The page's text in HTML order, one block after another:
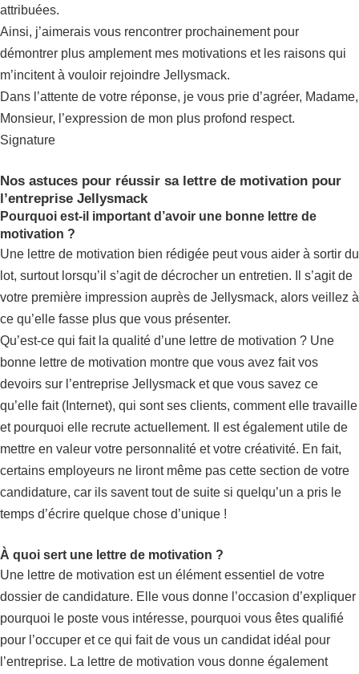
attribuées.
Ainsi, j’aimerais vous rencontrer prochainement pour
démontrer plus amplement mes motivations et les raisons qui
m’incitent à vouloir rejoindre Jellysmack.
Dans l’attente de votre réponse, je vous prie d’agréer, Madame,
Monsieur, l’expression de mon plus profond respect.
Signature
Nos astuces pour réussir sa lettre de motivation pour
l’entreprise Jellysmack
Pourquoi est-il important d’avoir une bonne lettre de
motivation ?
Une lettre de motivation bien rédigée peut vous aider à sortir du
lot, surtout lorsqu’il s’agit de décrocher un entretien. Il s’agit de
votre première impression auprès de Jellysmack, alors veillez à
ce qu’elle fasse plus que vous présenter.
Qu’est-ce qui fait la qualité d’une lettre de motivation ? Une
bonne lettre de motivation montre que vous avez fait vos
devoirs sur l’entreprise Jellysmack et que vous savez ce
qu’elle fait (Internet), qui sont ses clients, comment elle travaille
et pourquoi elle recrute actuellement. Il est également utile de
mettre en valeur votre personnalité et votre créativité. En fait,
certains employeurs ne liront même pas cette section de votre
candidature, car ils savent tout de suite si quelqu’un a pris le
temps d’écrire quelque chose d’unique !
À quoi sert une lettre de motivation ?
Une lettre de motivation est un élément essentiel de votre
dossier de candidature. Elle vous donne l’occasion d’expliquer
pourquoi le poste vous intéresse, pourquoi vous êtes qualifié
pour l’occuper et ce qui fait de vous un candidat idéal pour
l’entreprise. La lettre de motivation vous donne également